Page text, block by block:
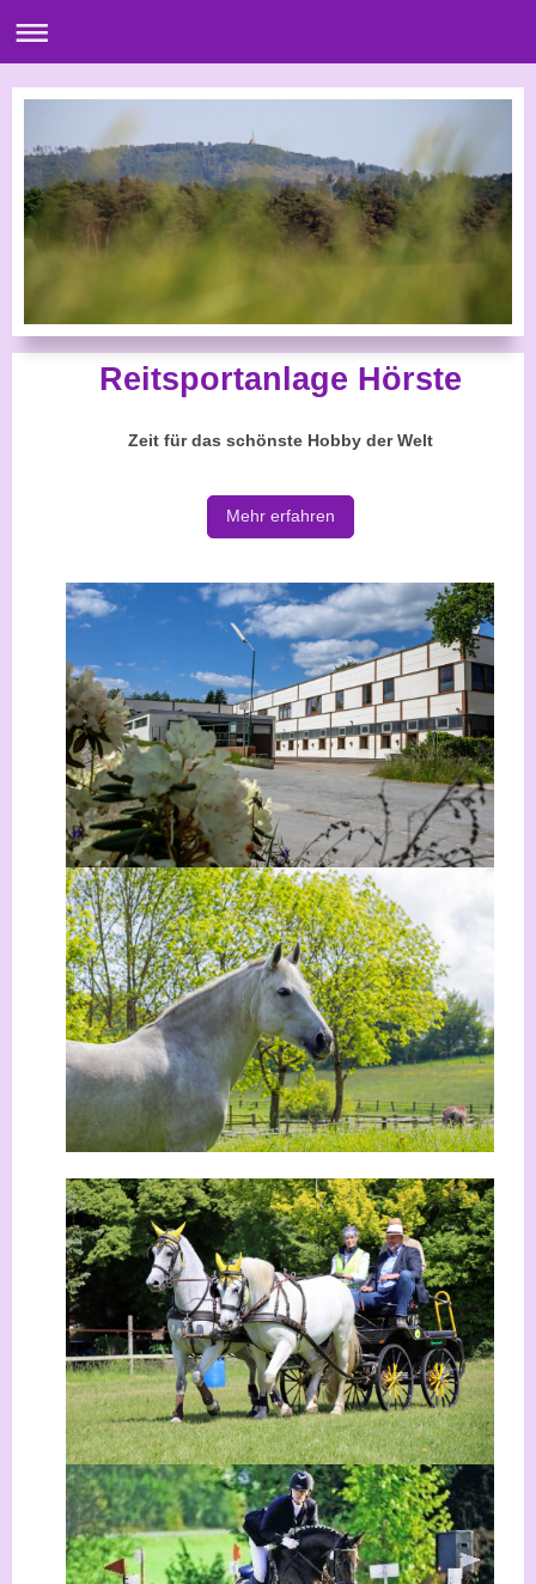
Reitsportanlage Hörste
Zeit für das schönste Hobby der Welt
Mehr erfahren